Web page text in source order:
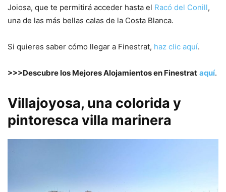
Joiosa, que te permitirá acceder hasta el Racó del Conill,
una de las más bellas calas de la Costa Blanca.
Si quieres saber cómo llegar a Finestrat, haz clic aquí.
>>>Descubre los Mejores Alojamientos en Finestrat aquí.
Villajoyosa, una colorida y
pintoresca villa marinera